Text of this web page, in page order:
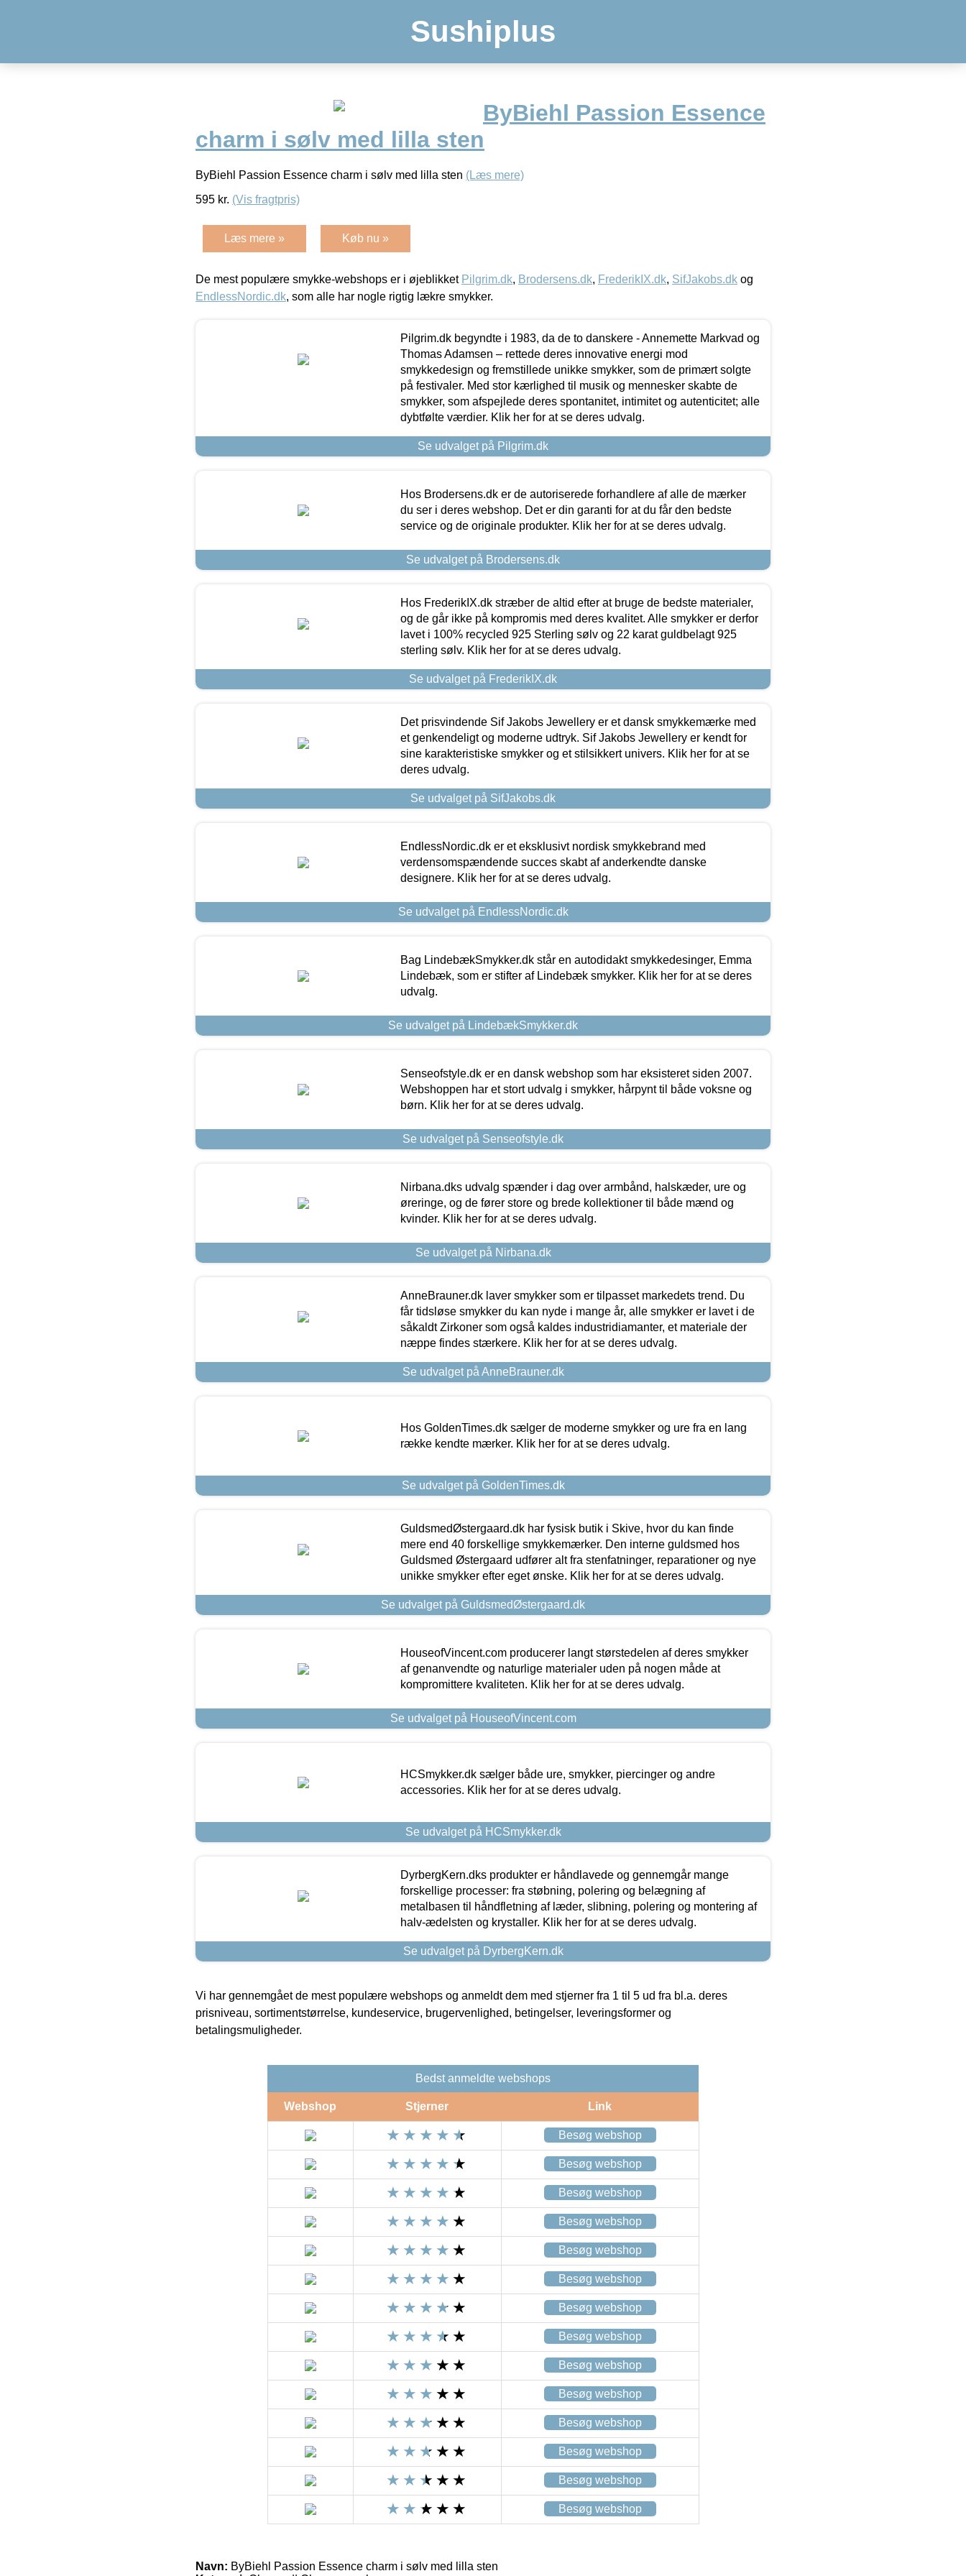
Sushiplus
ByBiehl Passion Essence
charm i sølv med lilla sten
ByBiehl Passion Essence charm i sølv med lilla sten (Læs mere)
595 kr. (Vis fragtpris)
Læs mere » Køb nu »
De mest populære smykke-webshops er i øjeblikket Pilgrim.dk, Brodersens.dk, FrederikIX.dk, SifJakobs.dk og
EndlessNordic.dk, som alle har nogle rigtig lækre smykker.
Pilgrim.dk begyndte i 1983, da de to danskere - Annemette Markvad og
Thomas Adamsen – rettede deres innovative energi mod
smykkedesign og fremstillede unikke smykker, som de primært solgte
på festivaler. Med stor kærlighed til musik og mennesker skabte de
smykker, som afspejlede deres spontanitet, intimitet og autenticitet; alle
dybtfølte værdier. Klik her for at se deres udvalg.
Se udvalget på Pilgrim.dk
Hos Brodersens.dk er de autoriserede forhandlere af alle de mærker
du ser i deres webshop. Det er din garanti for at du får den bedste
service og de originale produkter. Klik her for at se deres udvalg.
Se udvalget på Brodersens.dk
Hos FrederikIX.dk stræber de altid efter at bruge de bedste materialer,
og de går ikke på kompromis med deres kvalitet. Alle smykker er derfor
lavet i 100% recycled 925 Sterling sølv og 22 karat guldbelagt 925
sterling sølv. Klik her for at se deres udvalg.
Se udvalget på FrederikIX.dk
Det prisvindende Sif Jakobs Jewellery er et dansk smykkemærke med
et genkendeligt og moderne udtryk. Sif Jakobs Jewellery er kendt for
sine karakteristiske smykker og et stilsikkert univers. Klik her for at se
deres udvalg.
Se udvalget på SifJakobs.dk
EndlessNordic.dk er et eksklusivt nordisk smykkebrand med
verdensomspændende succes skabt af anderkendte danske
designere. Klik her for at se deres udvalg.
Se udvalget på EndlessNordic.dk
Bag LindebækSmykker.dk står en autodidakt smykkedesinger, Emma
Lindebæk, som er stifter af Lindebæk smykker. Klik her for at se deres
udvalg.
Se udvalget på LindebækSmykker.dk
Senseofstyle.dk er en dansk webshop som har eksisteret siden 2007.
Webshoppen har et stort udvalg i smykker, hårpynt til både voksne og
børn. Klik her for at se deres udvalg.
Se udvalget på Senseofstyle.dk
Nirbana.dks udvalg spænder i dag over armbånd, halskæder, ure og
øreringe, og de fører store og brede kollektioner til både mænd og
kvinder. Klik her for at se deres udvalg.
Se udvalget på Nirbana.dk
AnneBrauner.dk laver smykker som er tilpasset markedets trend. Du
får tidsløse smykker du kan nyde i mange år, alle smykker er lavet i de
såkaldt Zirkoner som også kaldes industridiamanter, et materiale der
næppe findes stærkere. Klik her for at se deres udvalg.
Se udvalget på AnneBrauner.dk
Hos GoldenTimes.dk sælger de moderne smykker og ure fra en lang
række kendte mærker. Klik her for at se deres udvalg.
Se udvalget på GoldenTimes.dk
GuldsmedØstergaard.dk har fysisk butik i Skive, hvor du kan finde
mere end 40 forskellige smykkemærker. Den interne guldsmed hos
Guldsmed Østergaard udfører alt fra stenfatninger, reparationer og nye
unikke smykker efter eget ønske. Klik her for at se deres udvalg.
Se udvalget på GuldsmedØstergaard.dk
HouseofVincent.com producerer langt størstedelen af deres smykker
af genanvendte og naturlige materialer uden på nogen måde at
kompromittere kvaliteten. Klik her for at se deres udvalg.
Se udvalget på HouseofVincent.com
HCSmykker.dk sælger både ure, smykker, piercinger og andre
accessories. Klik her for at se deres udvalg.
Se udvalget på HCSmykker.dk
DyrbergKern.dks produkter er håndlavede og gennemgår mange
forskellige processer: fra støbning, polering og belægning af
metalbasen til håndfletning af læder, slibning, polering og montering af
halv-ædelsten og krystaller. Klik her for at se deres udvalg.
Se udvalget på DyrbergKern.dk
Vi har gennemgået de mest populære webshops og anmeldt dem med stjerner fra 1 til 5 ud fra bl.a. deres
prisniveau, sortimentstørrelse, kundeservice, brugervenlighed, betingelser, leveringsformer og
betalingsmuligheder.
Bedst anmeldte webshops
Webshop Stjerner Link
Besøg webshop
Besøg webshop
Besøg webshop
Besøg webshop
Besøg webshop
Besøg webshop
Besøg webshop
Besøg webshop
Besøg webshop
Besøg webshop
Besøg webshop
Besøg webshop
Besøg webshop
Besøg webshop
Navn: ByBiehl Passion Essence charm i sølv med lilla sten